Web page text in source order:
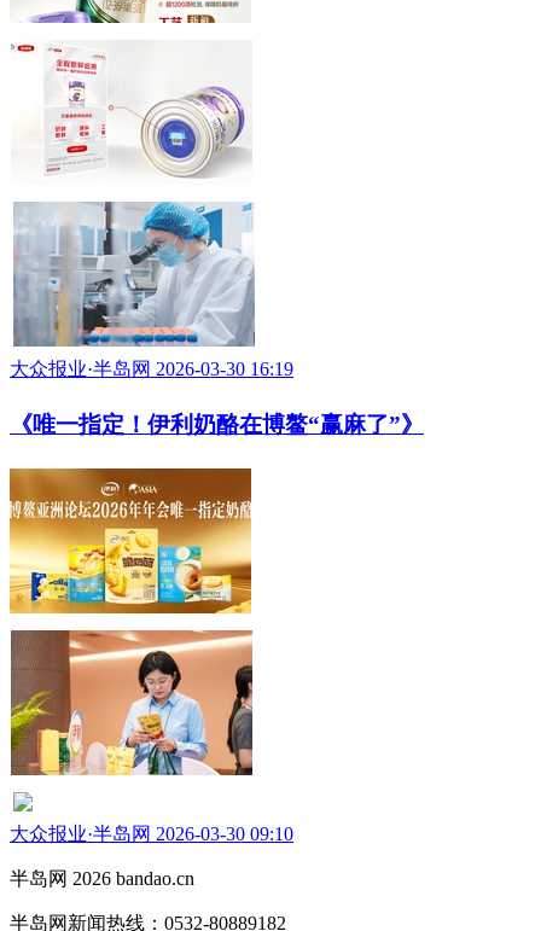
大众报业·半岛网 2026-04-20 14:46
首个五重新鲜领航全链追溯系统上线，金领冠引领